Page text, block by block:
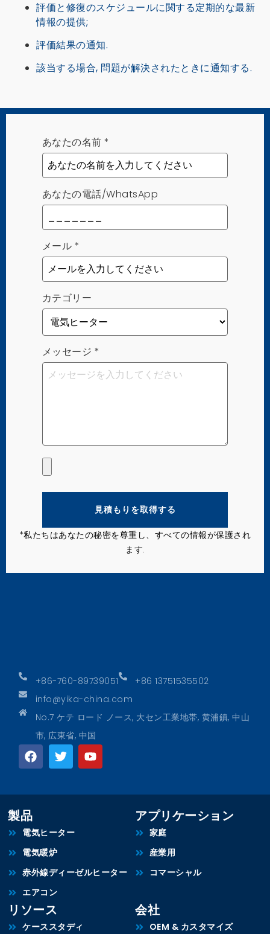
評価と修復のスケジュールに関する定期的な最新
情報の提供;
評価結果の通知.
該当する場合, 問題が解決されたときに通知する.
+86-760-89739051
+86 13751535502
info@yika-china.com
No.7 ケテ ロード ノース, 大セン工業地帯, 黄浦鎮, 中山
市, 広東省, 中国
あなたの名前 *
あなたの電話/WhatsApp
メール *
カテゴリー
メッセージ *
見積もりを取得する
*私たちはあなたの秘密を尊重し、すべての情報が保護され
ます.
製品
電気ヒーター
電気暖炉
赤外線ディーゼルヒーター
エアコン
アプリケーション
家庭
産業用
コマーシャル
リソース
ケーススタディ
会社
OEM & カスタマイズ